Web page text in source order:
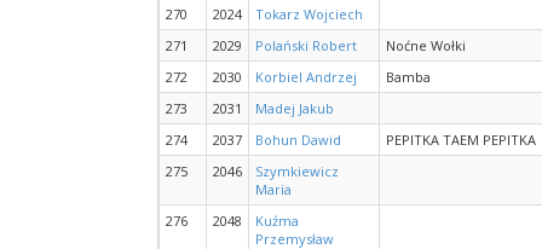
270
2024
Tokarz Wojciech
271
2029 Polański Robert
Noćne Wołki
272
2030 Korbiel Andrzej
Bamba
273
2031
Madej Jakub
274
2037 Bohun Dawid
PEPITKA TAEM PEPITKA
275
2046
Szymkiewicz
Maria
276
2048
Kuźma
Przemysław